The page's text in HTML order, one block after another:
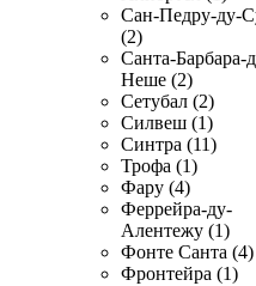
Сан-Педру-ду-
(2)
Санта-Барбара-
Неше (2)
Сетубал (2)
Силвеш (1)
Синтра (11)
Трофа (1)
Фару (4)
Феррейра-ду-
Алентежу (1)
Фонте Санта (4)
Фронтейра (1)